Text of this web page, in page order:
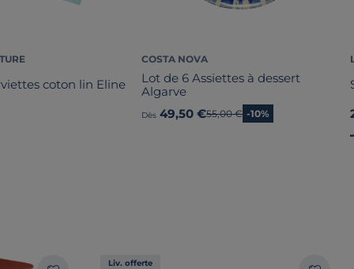
coton lin Eline
COSTA NOVA
Lot de 6 Assiettes à dessert
Algarve
Dès 49,50 €Ancien prix
55,00 € -10%
Liv. offerte